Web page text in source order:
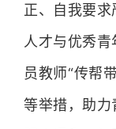
正、自我要
人才与优秀
员教师“传帮
等举措，助力